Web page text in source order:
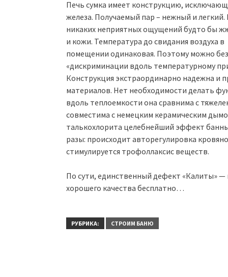
Печь сумка имеет конструкцию,
железа. Получаемый пар – нежный и
никаких неприятных ощущений будто бы
и кожи. Температура до свидания воздуха в
помещении одинаковая. Поэтому можно без
«дискриминации вдоль температурному
Конструкция экстраординарно надежна и
материалов. Нет необходимости делать
вдоль теплоемкости она сравнима с
совместима с немецким керамическим
талькохлорита целебнейший эффект
разы: происходит авторегулировка
стимулируется трофоллаксис веществ.
По сути, единственный дефект «Калиты» —
хорошего качества бесплатно…
РУБРИКА: СТРОИМ БАНЮ